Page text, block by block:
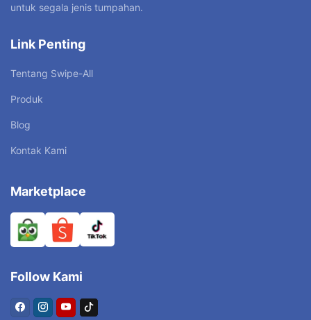
untuk segala jenis tumpahan.
Link Penting
Tentang Swipe-All
Produk
Blog
Kontak Kami
Marketplace
Follow Kami